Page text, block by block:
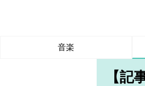
音楽
【記